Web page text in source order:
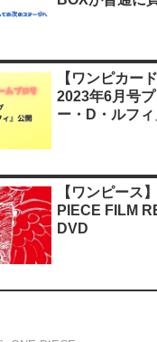
【ワンピカー
2023年6月号
ー・D・ルフィ
【ワンピース
PIECE FILM
DVD